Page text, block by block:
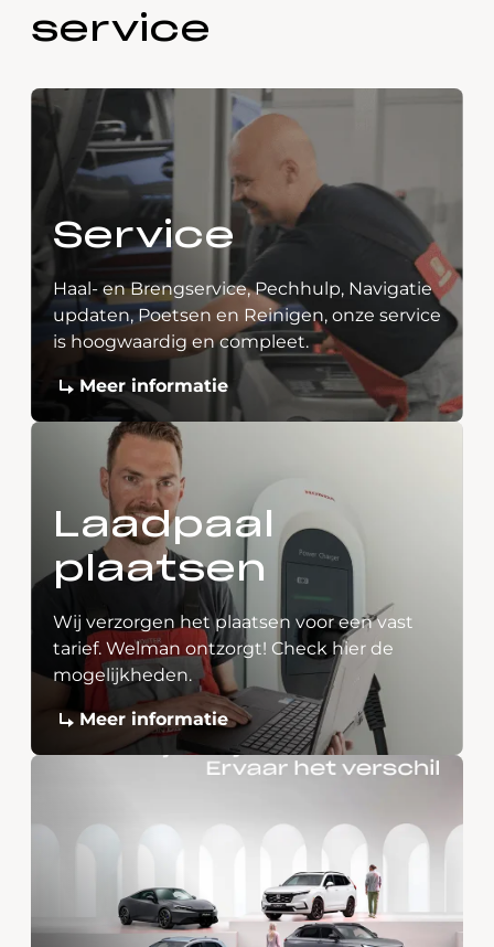
service
Service
Haal- en Brengservice, Pechhulp, Navigatie
updaten, Poetsen en Reinigen, onze service
is hoogwaardig en compleet.
Meer informatie
Laadpaal
plaatsen
Wij verzorgen het plaatsen voor een vast
tarief. Welman ontzorgt! Check hier de
mogelijkheden.
Meer informatie